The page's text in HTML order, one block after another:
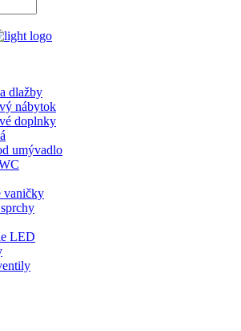
dlažby
nábytok
doplnky
umývadlo
vaničky
LED